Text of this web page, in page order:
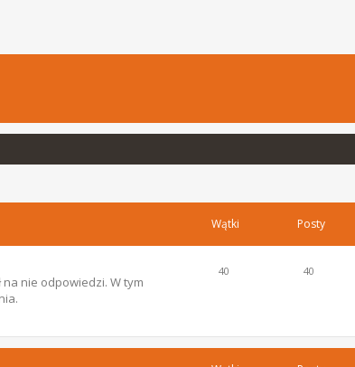
Wątki Posty
nie odpowiedzi. W tym
40 40